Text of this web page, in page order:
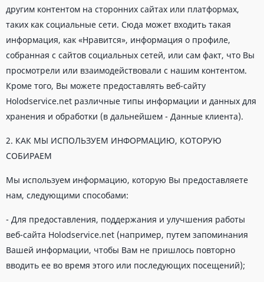
другим контентом на сторонних сайтах или платформах,
таких как социальные сети. Сюда может входить такая
информация, как «Нравится», информация о профиле,
собранная с сайтов социальных сетей, или сам факт, что Вы
просмотрели или взаимодействовали с нашим контентом.
Кроме того, Вы можете предоставлять веб-сайту
Holodservice.net различные типы информации и данных для
хранения и обработки (в дальнейшем - Данные клиента).
2. КАК МЫ ИСПОЛЬЗУЕМ ИНФОРМАЦИЮ, КОТОРУЮ
СОБИРАЕМ
Мы используем информацию, которую Вы предоставляете
нам, следующими способами:
- Для предоставления, поддержания и улучшения работы
веб-сайта Holodservice.net (например, путем запоминания
Вашей информации, чтобы Вам не пришлось повторно
вводить ее во время этого или последующих посещений);